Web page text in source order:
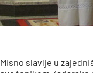
Misno slavlje u